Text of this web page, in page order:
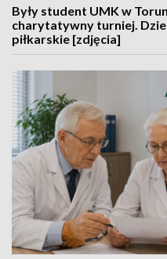
Były student UMK w
charytatywny turniej.
piłkarskie [zdjęcia]